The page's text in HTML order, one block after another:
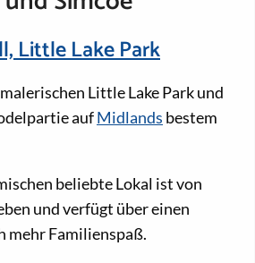
Little Lake Park
Little Lake Park und
aufMidlands bestem
beliebte Lokal ist von
und verfügt über einen
mehr Familienspaß.